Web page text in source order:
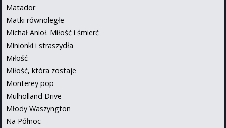
Matador
Matki równoległe
Michał Anioł. Miłość i śmierć
Minionki i straszydła
Miłość
Miłość, która zostaje
Monterey pop
Mulholland Drive
Młody Waszyngton
Na Północ